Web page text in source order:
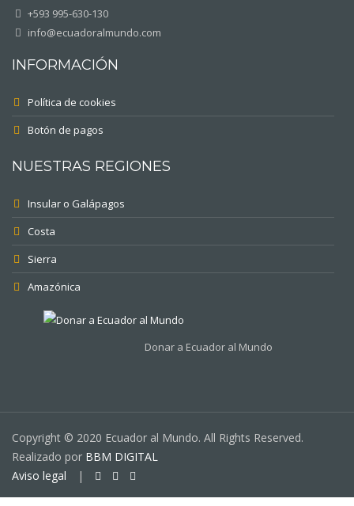
+593 995-630-130
info@ecuadoralmundo.com
INFORMACIÓN
Política de cookies
Botón de pagos
NUESTRAS REGIONES
Insular o Galápagos
Costa
Sierra
Amazónica
Donar a Ecuador al Mundo
Copyright © 2020 Ecuador al Mundo. All Rights Reserved.
Realizado por BBM DIGITAL
Aviso legal
|